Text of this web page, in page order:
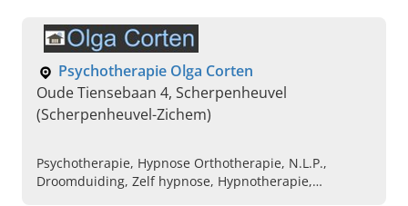
Psychotherapie Olga Corten
Oude Tiensebaan 4, Scherpenheuvel
(Scherpenheuvel-Zichem)
Psychotherapie, Hypnose Orthotherapie, N.L.P.,
Droomduiding, Zelf hypnose, Hypnotherapie,